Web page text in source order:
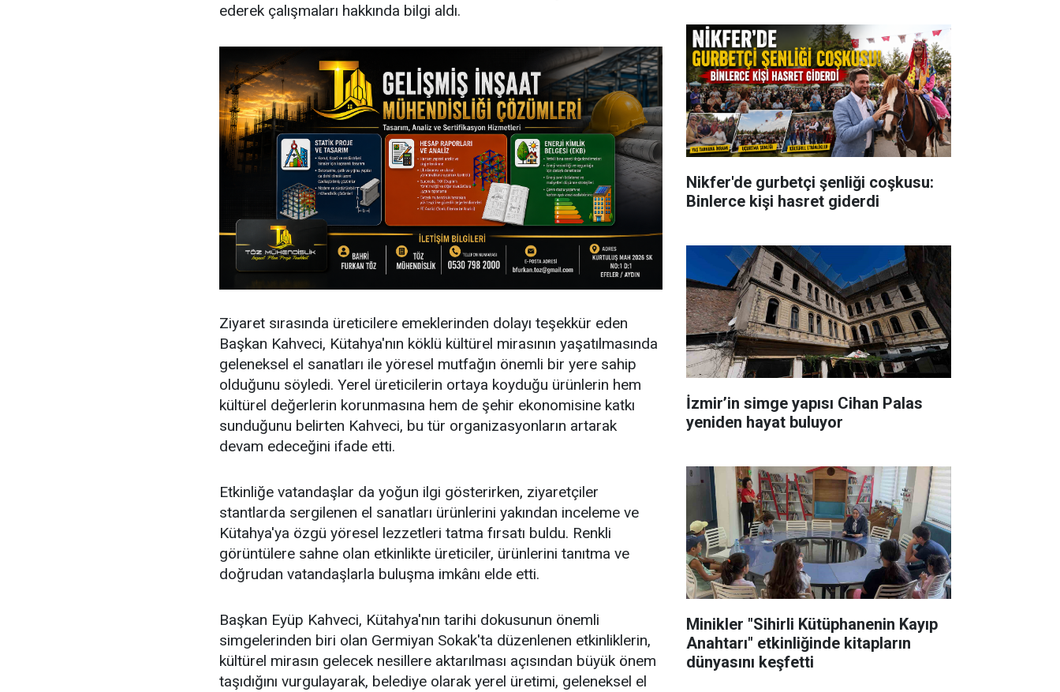
ederek çalışmaları hakkında bilgi aldı.
Ziyaret sırasında üreticilere emeklerinden dolayı teşekkür eden
Başkan Kahveci, Kütahya'nın köklü kültürel mirasının yaşatılmasında
geleneksel el sanatları ile yöresel mutfağın önemli bir yere sahip
olduğunu söyledi. Yerel üreticilerin ortaya koyduğu ürünlerin hem
kültürel değerlerin korunmasına hem de şehir ekonomisine katkı
sunduğunu belirten Kahveci, bu tür organizasyonların artarak
devam edeceğini ifade etti.
Etkinliğe vatandaşlar da yoğun ilgi gösterirken, ziyaretçiler
stantlarda sergilenen el sanatları ürünlerini yakından inceleme ve
Kütahya'ya özgü yöresel lezzetleri tatma fırsatı buldu. Renkli
görüntülere sahne olan etkinlikte üreticiler, ürünlerini tanıtma ve
doğrudan vatandaşlarla buluşma imkânı elde etti.
Başkan Eyüp Kahveci, Kütahya'nın tarihi dokusunun önemli
simgelerinden biri olan Germiyan Sokak'ta düzenlenen etkinliklerin,
kültürel mirasın gelecek nesillere aktarılması açısından büyük önem
taşıdığını vurgulayarak, belediye olarak yerel üretimi, geleneksel el
Nikfer'de gurbetçi şenliği coşkusu:
Binlerce kişi hasret giderdi
İzmir’in simge yapısı Cihan Palas
yeniden hayat buluyor
Minikler "Sihirli Kütüphanenin Kayıp
Anahtarı" etkinliğinde kitapların
dünyasını keşfetti